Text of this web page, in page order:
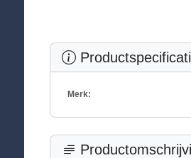
Merk: